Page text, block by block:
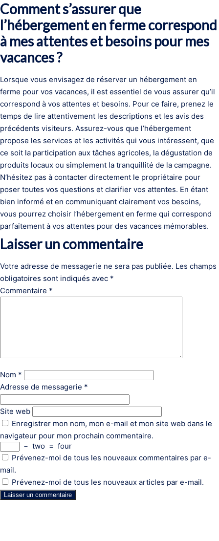
Comment s’assurer que
l’hébergement en ferme correspond
à mes attentes et besoins pour mes
vacances ?
Lorsque vous envisagez de réserver un hébergement en
ferme pour vos vacances, il est essentiel de vous assurer qu’il
correspond à vos attentes et besoins. Pour ce faire, prenez le
temps de lire attentivement les descriptions et les avis des
précédents visiteurs. Assurez-vous que l’hébergement
propose les services et les activités qui vous intéressent, que
ce soit la participation aux tâches agricoles, la dégustation de
produits locaux ou simplement la tranquillité de la campagne.
N’hésitez pas à contacter directement le propriétaire pour
poser toutes vos questions et clarifier vos attentes. En étant
bien informé et en communiquant clairement vos besoins,
vous pourrez choisir l’hébergement en ferme qui correspond
parfaitement à vos attentes pour des vacances mémorables.
Laisser un commentaire
Votre adresse de messagerie ne sera pas publiée. Les champs
obligatoires sont indiqués avec *
Commentaire *
Nom *
Adresse de messagerie *
Site web
Enregistrer mon nom, mon e-mail et mon site web dans le
navigateur pour mon prochain commentaire.
− two = four
Prévenez-moi de tous les nouveaux commentaires par e-
mail.
Prévenez-moi de tous les nouveaux articles par e-mail.